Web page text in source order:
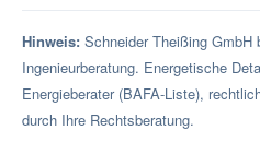
Hinweis: Schneider Theißing GmbH
Ingenieurberatung. Energetische
Energieberater (BAFA-Liste),
durch Ihre Rechtsberatung.